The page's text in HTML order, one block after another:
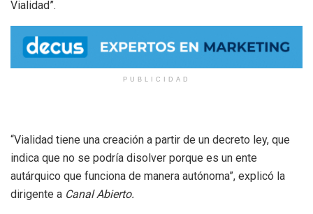
Vialidad”.
PUBLICIDAD
“Vialidad tiene una creación a partir de un decreto ley, que
indica que no se podría disolver porque es un ente
autárquico que funciona de manera autónoma”, explicó la
dirigente a Canal Abierto.